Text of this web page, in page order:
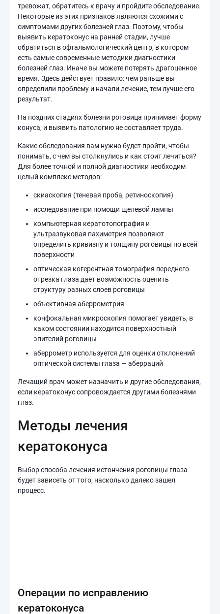
тревожат, обратитесь к врачу и пройдите обследование.
Некоторые из этих признаков являются схожими с
симптомами других болезней глаз. Поэтому, чтобы
выявить кератоконус на ранней стадии, лучше
обратиться в офтальмологический центр, в котором
есть самые современные методики диагностики
болезней глаз. Иначе вы можете потерять драгоценное
время. Здесь действует правило: чем раньше вы
определили проблему и начали лечение, тем лучше его
результат.
На поздних стадиях болезни роговица принимает форму
конуса, и выявить патологию не составляет труда.
Какие обследования вам нужно будет пройти, чтобы
понимать, с чем вы столкнулись и как стоит лечиться?
Для более точной и полной диагностики необходим
целый комплекс методов:
скиаскопия (теневая проба, ретиноскопия)
исследование при помощи щелевой лампы
компьютерная кератотопография и
ультразвуковая пахиметрия позволяют
определить кривизну и толщину роговицы по всей
поверхности
оптическая когерентная томография переднего
отрезка глаза дает возможность оценить
структуру разных слоев роговицы
объективная аберрометрия
конфокальная микроскопия помогает увидеть, в
каком состоянии находится поверхностный
эпителий роговицы
аберрометр используется для оценки отклонений
оптической системы глаза — аберраций
Лечащий врач может назначить и другие обследования,
если кератоконус сопровождается другими болезнями
глаз.
Методы лечения
кератоконуса
Выбор способа лечения истончения роговицы глаза
будет зависеть от того, насколько далеко зашел
процесс.
Операции по исправлению
кератоконуса